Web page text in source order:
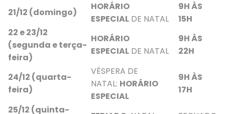
21/12 (domingo)
HORÁRIO
ESPECIAL DE NATAL
9H ÀS
15H
22 e 23/12
(segunda e terça-
feira)
HORÁRIO
ESPECIAL DE NATAL
9H ÀS
22H
24/12 (quarta-
feira)
VÉSPERA DE
NATAL: HORÁRIO
ESPECIAL
9H ÀS
17H
25/12 (quinta-